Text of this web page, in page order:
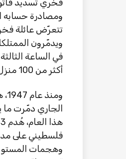
ومصادرة حسابه
تتعرّض عائلة
ويدمّرون
أكثر من 100 منزل في سلوان الآن تنتظر أوامر الهدم، ويعيش فيها 1500 فلسطيني.
وهجمات